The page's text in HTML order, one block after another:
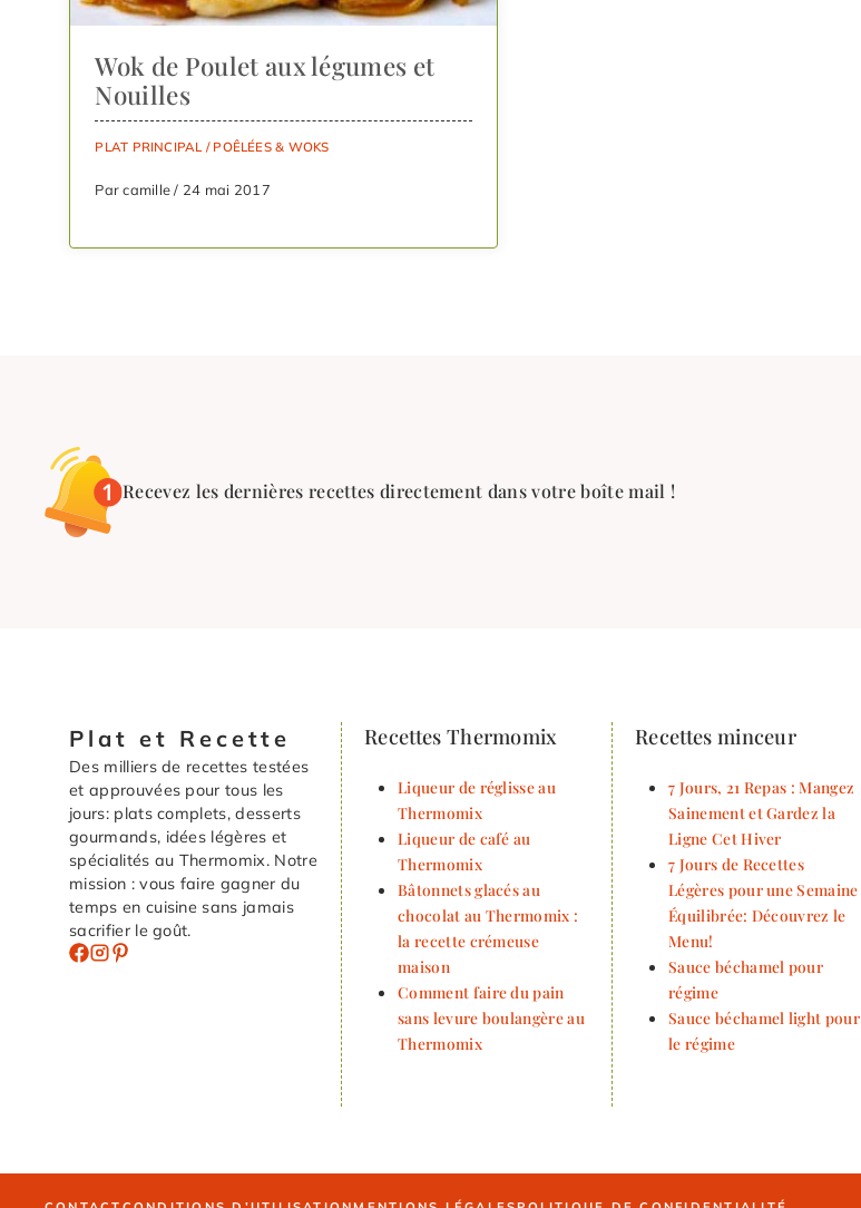
Wok de Poulet aux légumes et
Nouilles
PLAT PRINCIPAL/ POÊLÉES & WOKS
Par camille / 24 mai 2017
Recevez les dernières recettes directement dans votre boîte mail !
Plat et Recette
Des milliers de recettes testées
et approuvées pour tous les
jours: plats complets, desserts
gourmands, idées légères et
spécialités au Thermomix. Notre
mission : vous faire gagner du
temps en cuisine sans jamais
sacrifier le goût.
Recettes Thermomix
Liqueur de réglisse au
Thermomix
Liqueur de café au
Thermomix
Bâtonnets glacés au
chocolat au Thermomix :
la recette crémeuse
maison
Comment faire du pain
sans levure boulangère au
Thermomix
Recettes minceur
7 Jours, 21 Repas : Mangez
Sainement et Gardez la
Ligne Cet Hiver
7 Jours de Recettes
Légères pour une Semaine
Équilibrée: Découvrez le
Menu!
Sauce béchamel pour
régime
Sauce béchamel light pour
le régime